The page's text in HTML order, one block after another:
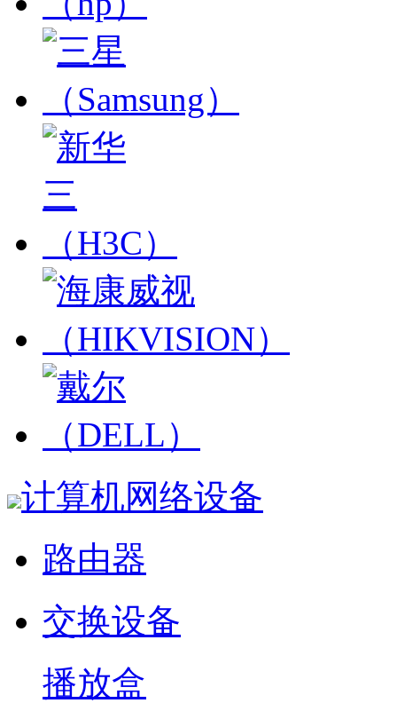
计算机网络设备
路由器
交换设备
播放盒